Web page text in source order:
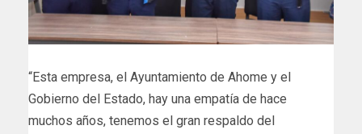
“Esta empresa, el Ayuntamiento de Ahome y el
Gobierno del Estado, hay una empatía de hace
muchos años, tenemos el gran respaldo del